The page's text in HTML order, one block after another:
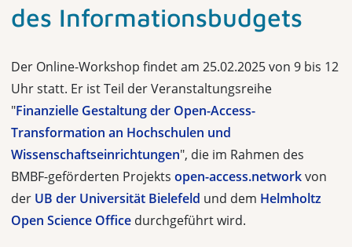
des Informationsbudgets
Der Online-Workshop findet am 25.02.2025 von 9 bis 12
Uhr statt. Er ist Teil der Veranstaltungsreihe
"Finanzielle Gestaltung der Open-Access-
Transformation an Hochschulen und
Wissenschaftseinrichtungen", die im Rahmen des
BMBF-geförderten Projekts open-access.networkvon
der UB der Universität Bielefeld und dem Helmholtz
Open Science Office durchgeführt wird.